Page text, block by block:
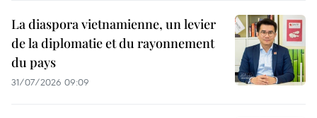
La diaspora vietnamienne, un levier
de la diplomatie et du rayonnement
du pays
31/07/2026 09:09